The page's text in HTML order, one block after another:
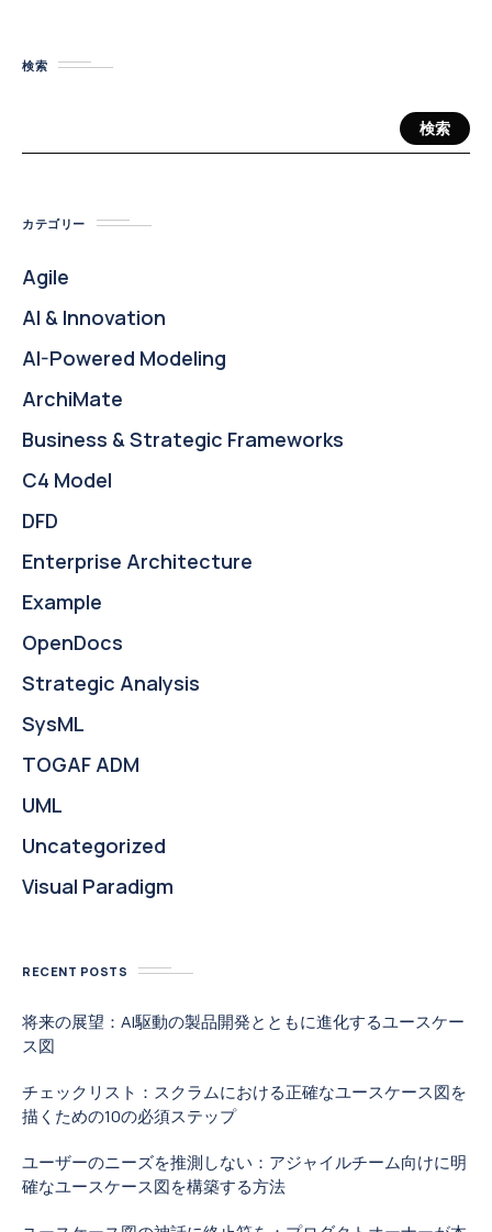
検索
検索
カテゴリー
Agile
AI & Innovation
AI-Powered Modeling
ArchiMate
Business & Strategic Frameworks
C4 Model
DFD
Enterprise Architecture
Example
OpenDocs
Strategic Analysis
SysML
TOGAF ADM
UML
Uncategorized
Visual Paradigm
RECENT POSTS
将来の展望：AI駆動の製品開発とともに進化するユースケー
ス図
チェックリスト：スクラムにおける正確なユースケース図を
描くための10の必須ステップ
ユーザーのニーズを推測しない：アジャイルチーム向けに明
確なユースケース図を構築する方法